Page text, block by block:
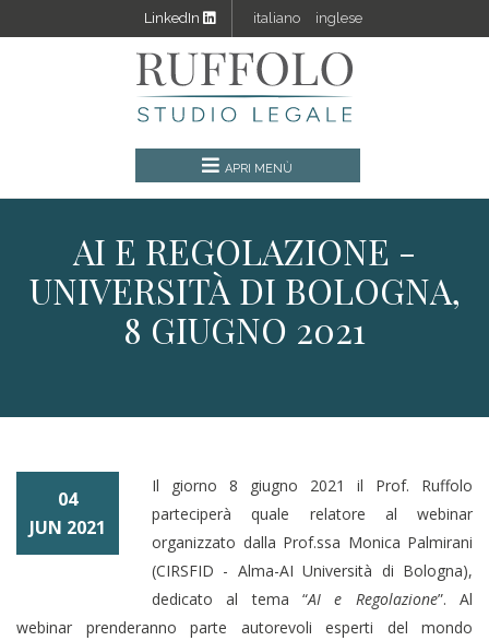
LinkedIn italiano inglese
AI E REGOLAZIONE -
UNIVERSITÀ DI BOLOGNA,
8 GIUGNO 2021
04
JUN 2021
Il giorno 8 giugno 2021 il Prof. Ruffolo
parteciperà quale relatore al webinar
organizzato dalla Prof.ssa Monica Palmirani
(CIRSFID - Alma-AI Università di Bologna),
dedicato al tema “AI e Regolazione”. Al
webinar prenderanno parte autorevoli esperti del mondo